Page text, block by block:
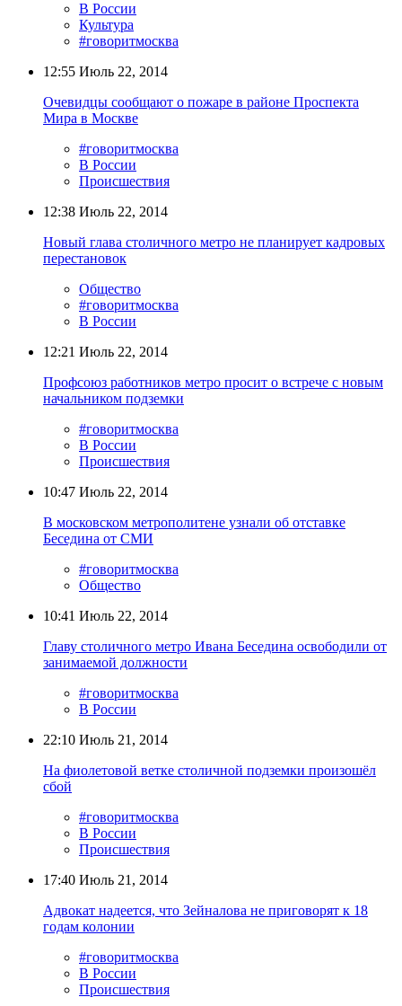
В России
Культура
#говоритмосква
12:55 Июль 22, 2014
Очевидцы сообщают о пожаре в районе Проспекта
Мира в Москве
#говоритмосква
В России
Происшествия
12:38 Июль 22, 2014
Новый глава столичного метро не планирует кадровых
перестановок
Общество
#говоритмосква
В России
12:21 Июль 22, 2014
Профсоюз работников метро просит о встрече с новым
начальником подземки
#говоритмосква
В России
Происшествия
10:47 Июль 22, 2014
В московском метрополитене узнали об отставке
Беседина от СМИ
#говоритмосква
Общество
10:41 Июль 22, 2014
Главу столичного метро Ивана Беседина освободили от
занимаемой должности
#говоритмосква
В России
22:10 Июль 21, 2014
На фиолетовой ветке столичной подземки произошёл
сбой
#говоритмосква
В России
Происшествия
17:40 Июль 21, 2014
Адвокат надеется, что Зейналова не приговорят к 18
годам колонии
#говоритмосква
В России
Происшествия